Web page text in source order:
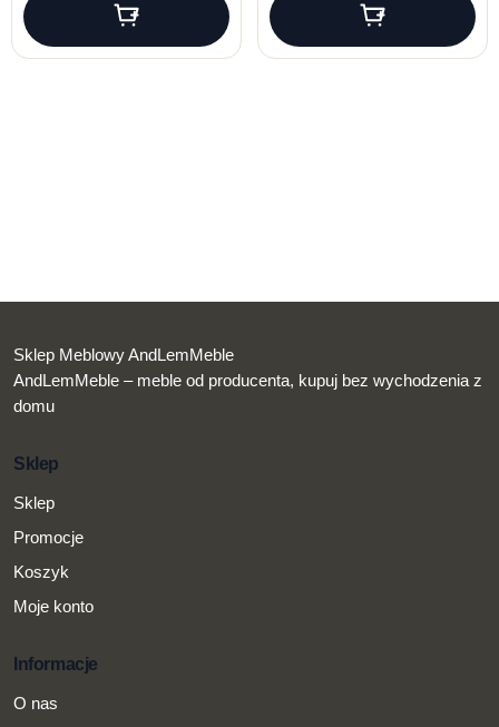
Sklep Meblowy AndLemMeble
AndLemMeble – meble od producenta, kupuj bez wychodzenia z
domu
Sklep
Sklep
Promocje
Koszyk
Moje konto
Informacje
O nas